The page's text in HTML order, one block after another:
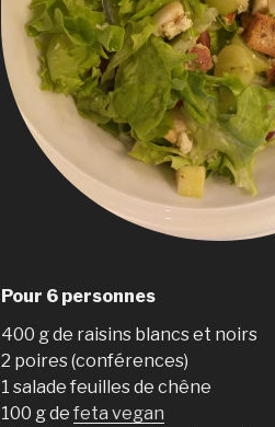
Pour 6 personnes
400 g de raisins blancs et noirs
2 poires (conférences)
1 salade feuilles de chêne
100 g de feta vegan